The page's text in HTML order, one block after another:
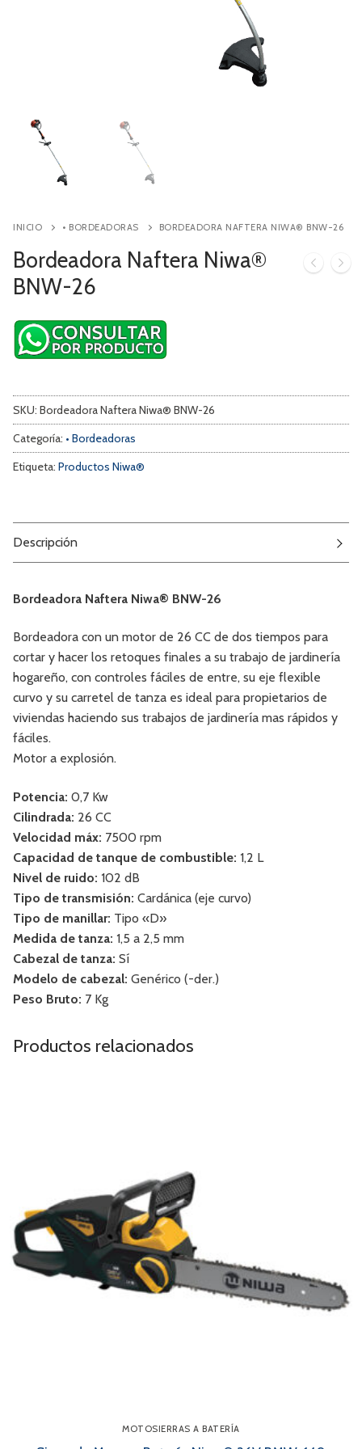
INICIO • BORDEADORAS BORDEADORA NAFTERA NIWA® BNW-26
Bordeadora Naftera Niwa®
BNW-26
SKU: Bordeadora Naftera Niwa® BNW-26
Categoría: • Bordeadoras
Etiqueta: Productos Niwa®
Descripción
Bordeadora Naftera Niwa® BNW-26
Bordeadora con un motor de 26 CC de dos tiempos para
cortar y hacer los retoques finales a su trabajo de jardinería
hogareño, con controles fáciles de entre, su eje flexible
curvo y su carretel de tanza es ideal para propietarios de
viviendas haciendo sus trabajos de jardinería mas rápidos y
fáciles.
Motor a explosión.
Potencia: 0,7 Kw
Cilindrada: 26 CC
Velocidad máx: 7500 rpm
Capacidad de tanque de combustible: 1,2 L
Nivel de ruido: 102 dB
Tipo de transmisión: Cardánica (eje curvo)
Tipo de manillar: Tipo «D»
Medida de tanza: 1,5 a 2,5 mm
Cabezal de tanza: Sí
Modelo de cabezal: Genérico (-der.)
Peso Bruto: 7 Kg
Productos relacionados
MOTOSIERRAS A BATERÍA